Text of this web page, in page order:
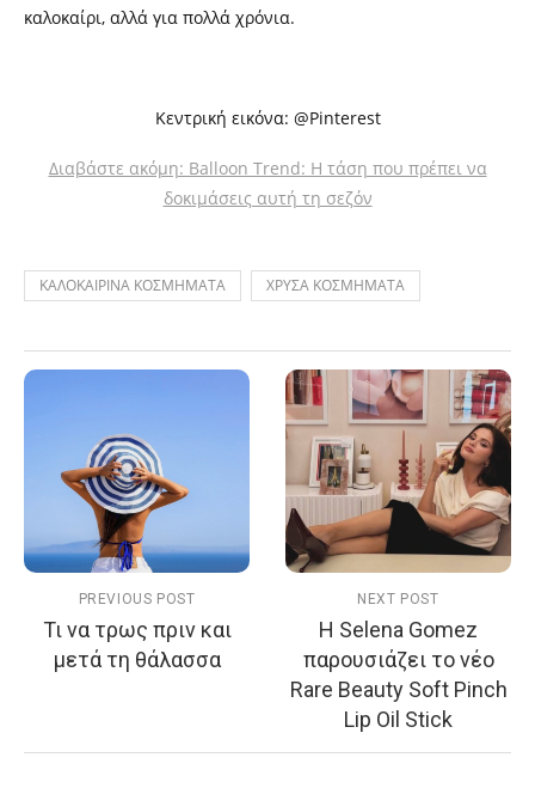
καλοκαίρι, αλλά για πολλά χρόνια.
Κεντρική εικόνα: @Pinterest
Διαβάστε ακόμη: Balloon Trend: Η τάση που πρέπει να
δοκιμάσεις αυτή τη σεζόν
ΚΑΛΟΚΑΙΡΙΝΑ ΚΟΣΜΗΜΑΤΑ ΧΡΥΣΑ ΚΟΣΜΗΜΑΤΑ
PREVIOUS POST
Τι να τρως πριν και
μετά τη θάλασσα
NEXT POST
Η Selena Gomez
παρουσιάζει το νέο
Rare Beauty Soft Pinch
Lip Oil Stick